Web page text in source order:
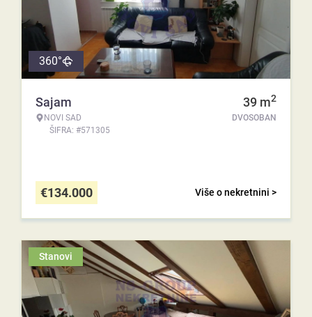
360°
Sajam
NOVI SAD
ŠIFRA: #571305
39 m2
DVOSOBAN
Više o nekretnini >
€134.000
Stanovi